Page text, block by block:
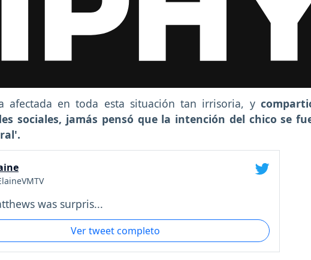
afectada en toda esta situación tan irrisoria, y
sociales, jamás pensó que la intención del chico se
was surpris...
Ver tweet completo